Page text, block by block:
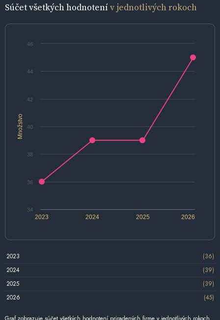
Súčet všetkých hodnotenív jednotlivých rokoch
Množstvo
2024 2026
2023 2025
34
36
38
40
42
44
46
2023
(36)
2024
(39)
2025
(39)
2026
(45)